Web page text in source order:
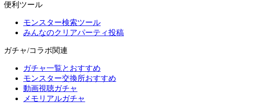
便利ツール
モンスター検索ツール
みんなのクリアパーティ投稿
ガチャ/コラボ関連
ガチャ一覧とおすすめ
モンスター交換所おすすめ
動画視聴ガチャ
メモリアルガチャ